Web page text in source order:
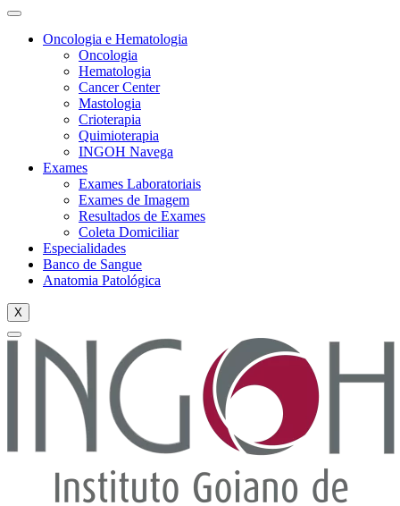
Oncologia e Hematologia
Oncologia
Hematologia
Cancer Center
Mastologia
Crioterapia
Quimioterapia
INGOH Navega
Exames
Exames Laboratoriais
Exames de Imagem
Resultados de Exames
Coleta Domiciliar
Especialidades
Banco de Sangue
Anatomia Patológica
X